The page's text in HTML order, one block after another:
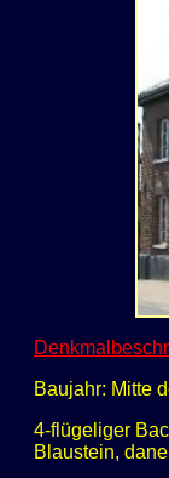
Baujahr: Mitte
4-flügeliger
Blaustein,